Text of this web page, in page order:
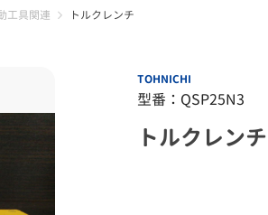
工具関連 トルクレンチ
TOHNICHI
型番：QSP25N3
トルクレンチ